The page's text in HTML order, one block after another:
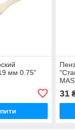
мм 0.75"
31